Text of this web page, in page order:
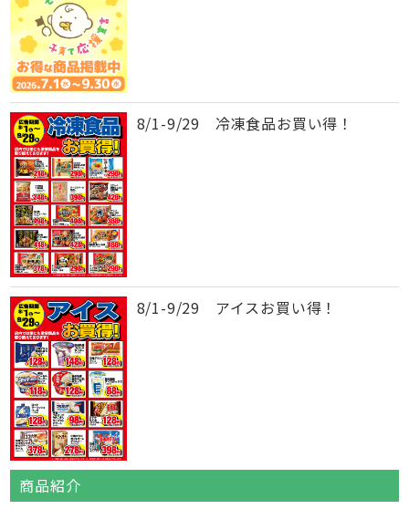
8/1-9/29 冷凍食品お買い得！
8/1-9/29 アイスお買い得！
商品紹介